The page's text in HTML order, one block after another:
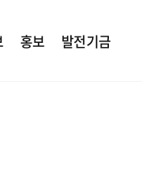
홍보 발전기금